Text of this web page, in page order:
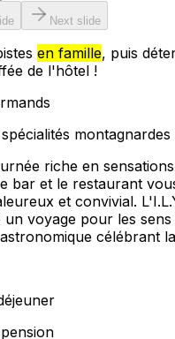
Next slide
en famille, puis
de l'hôtel !
montagnardes
riche en
bar et le restaurant
et convivial.
un voyage pour les
célébrant